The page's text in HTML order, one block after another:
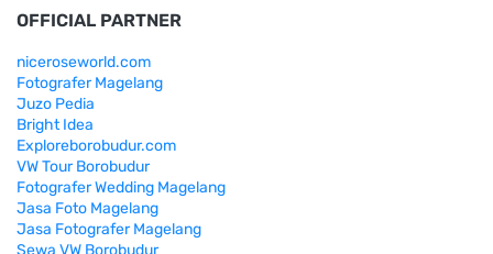
OFFICIAL PARTNER
niceroseworld.com
Fotografer Magelang
Juzo Pedia
Bright Idea
Exploreborobudur.com
VW Tour Borobudur
Fotografer Wedding Magelang
Jasa Foto Magelang
Jasa Fotografer Magelang